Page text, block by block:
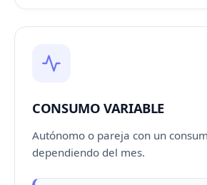
CONSUMO VARIABLE
Autónomo o pareja con un
dependiendo del mes.